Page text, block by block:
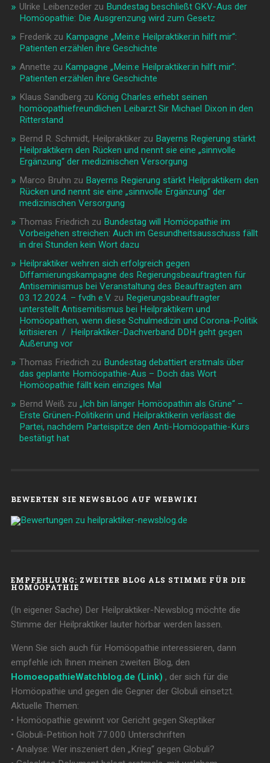
Ulrike Leibenzederzu Bundestag beschließt GKV-Aus der
Homöopathie: Die Ausgrenzung wird zum Gesetz
Frederikzu Kampagne „Mein:e Heilpraktiker:in hilft mir“:
Patienten erzählen ihre Geschichte
Annette zu Kampagne „Mein:e Heilpraktiker:in hilft mir“:
Patienten erzählen ihre Geschichte
Klaus Sandberg zu König Charles erhebt seinen
homöopathiefreundlichen Leibarzt Sir Michael Dixon in den
Ritterstand
Bernd R. Schmidt, Heilpraktikerzu Bayerns Regierung stärkt
Heilpraktikern den Rücken und nennt sie eine „sinnvolle
Ergänzung“ der medizinischen Versorgung
Marco Bruhn zu Bayerns Regierung stärkt Heilpraktikern den
Rücken und nennt sie eine „sinnvolle Ergänzung“ der
medizinischen Versorgung
Thomas Friedrich zu Bundestag will Homöopathie im
Vorbeigehen streichen: Auch im Gesundheitsausschuss fällt
in drei Stunden kein Wort dazu
Heilpraktiker wehren sich erfolgreich gegen
Diffamierungskampagne des Regierungsbeauftragten für
Antiseminismus bei Veranstaltung des Beauftragten am
03.12.2024. – fvdh e.V. zu Regierungsbeauftragter
unterstellt Antisemitismus bei Heilpraktikern und
Homöopathen, wenn diese Schulmedizin und Corona-Politik
kritisieren / Heilpraktiker-Dachverband DDH geht gegen
Äußerung vor
Thomas Friedrich zu Bundestag debattiert erstmals über
das geplante Homöopathie-Aus – Doch das Wort
Homöopathie fällt kein einziges Mal
Bernd Weiß zu „Ich bin länger Homöopathin als Grüne“ –
Erste Grünen-Politikerin und Heilpraktikerin verlässt die
Partei, nachdem Parteispitze den Anti-Homöopathie-Kurs
bestätigt hat
BEWERTEN SIE NEWSBLOG AUF WEBWIKI
EMPFEHLUNG: ZWEITER BLOG ALS STIMME FÜR DIE
HOMÖOPATHIE
(In eigener Sache) Der Heilpraktiker-Newsblog möchte die
Stimme der Heilpraktiker lauter hörbar werden lassen.
Wenn Sie sich auch für Homöopathie interessieren, dann
empfehle ich Ihnen meinen zweiten Blog, den
HomoeopathieWatchblog.de (Link) , der sich für die
Homöopathie und gegen die Gegner der Globuli einsetzt.
Aktuelle Themen:
• Homöopathie gewinnt vor Gericht gegen Skeptiker
• Globuli-Petition holt 77.000 Unterschriften
• Analyse: Wer inszeniert den „Krieg“ gegen Globuli?